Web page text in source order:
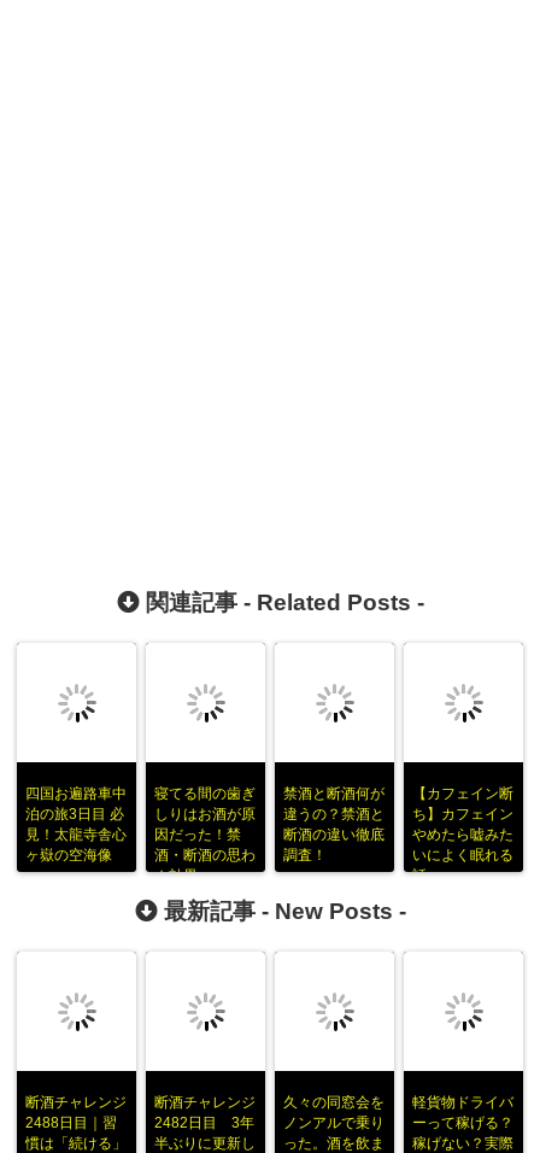
関連記事 - Related Posts -
四国お遍路車中
泊の旅3日目 必
見！太龍寺舎心
ヶ嶽の空海像
寝てる間の歯ぎ
しりはお酒が原
因だった！禁
酒・断酒の思わ
ぬ効果
禁酒と断酒何が
違うの？禁酒と
断酒の違い徹底
調査！
【カフェイン断
ち】カフェイン
やめたら嘘みた
いによく眠れる
話
最新記事 - New Posts -
断酒チャレンジ
2488日目｜習
慣は「続ける」
断酒チャレンジ
2482日目 3年
半ぶりに更新し
久々の同窓会を
ノンアルで乗り
った。酒を飲ま
軽貨物ドライバ
ーって稼げる？
稼げない？実際